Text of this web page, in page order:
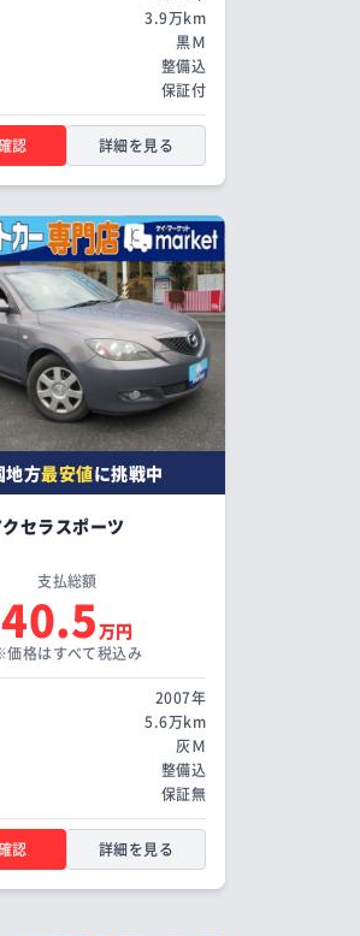
3.9万km
黒Ｍ
整備込
保証付
認 詳細を見る
地方最安値に挑戦中
セラスポーツ
支払総額
40.5万円
価格はすべて税込み
2007年
5.6万km
灰Ｍ
整備込
保証無
認 詳細を見る